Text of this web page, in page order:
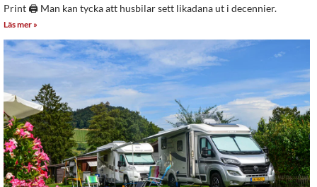
Print 🖨 Man kan tycka att husbilar sett likadana ut i decennier.
Läs mer »